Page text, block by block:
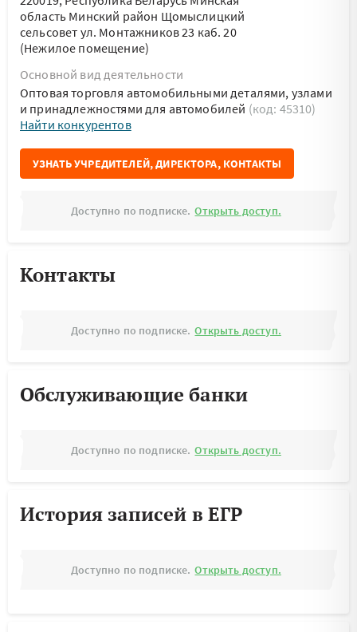
область Минский район Щомыслицкий
сельсовет ул. Монтажников 23 каб. 20
(Нежилое помещение)
Основной вид деятельности
Оптовая торговля автомобильными деталями, узлами
и принадлежностями для автомобилей (код: 45310)
Найти конкурентов
УЗНАТЬ УЧРЕДИТЕЛЕЙ, ДИРЕКТОРА, КОНТАКТЫ
Доступно по подписке. Открыть доступ.
Контакты
Доступно по подписке. Открыть доступ.
Обслуживающие банки
Доступно по подписке. Открыть доступ.
История записей в ЕГР
Доступно по подписке. Открыть доступ.